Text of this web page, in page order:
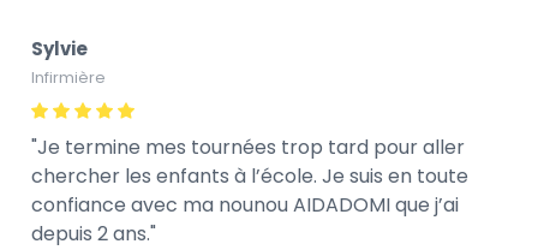
Sylvie
Infirmière
Je termine mes tournées trop tard pour aller
chercher les enfants à l’école. Je suis en toute
confiance avec ma nounou AIDADOMI que j’ai
depuis 2 ans.